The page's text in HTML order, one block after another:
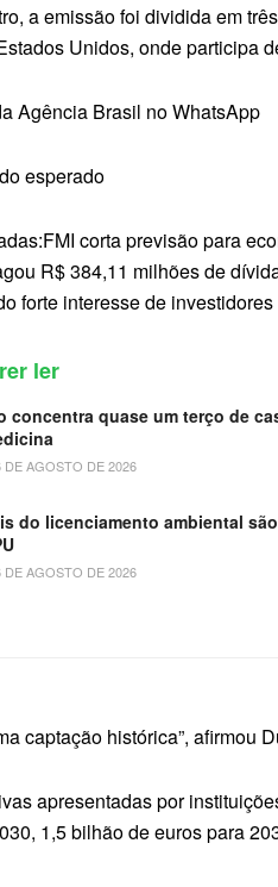
a emissão foi dividida em
Unidos, onde participa
Agência Brasil no WhatsApp
esperado
corta previsão para
R$ 384,11 milhões de
forte interesse de
ler
concentra quase um terço de
AGOSTO DE 2026
do licenciamento ambiental
AGOSTO DE 2026
captação histórica”, afirmou
apresentadas por
1,5 bilhão de euros para